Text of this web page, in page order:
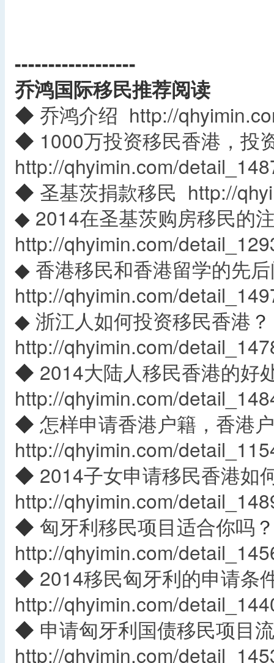
------------------
乔鸿国际移民推荐阅读
◆ 乔鸿介绍 http://
◆ 1000万投资移民香港，投
http://qhyimin.com/
◆ 圣基茨捐款移民 http://
◆ 2014在圣基茨购房移民的
http://qhyimin.com/
◆ 香港移民和香港留学的先
http://qhyimin.com/
◆ 浙江人如何投资移民香港 ？
http://qhyimin.com/
◆ 2014大陆人移民香港的好
http://qhyimin.com/
◆ 怎样申请香港户籍，香港
http://qhyimin.com/
◆ 2014子女申请移民香港如
http://qhyimin.com/
◆ 匈牙利移民项目适合你吗 ？
http://qhyimin.com/
◆ 2014移民匈牙利的申请条
http://qhyimin.com/
◆ 申请匈牙利国债移民项目
http://qhyimin.com/